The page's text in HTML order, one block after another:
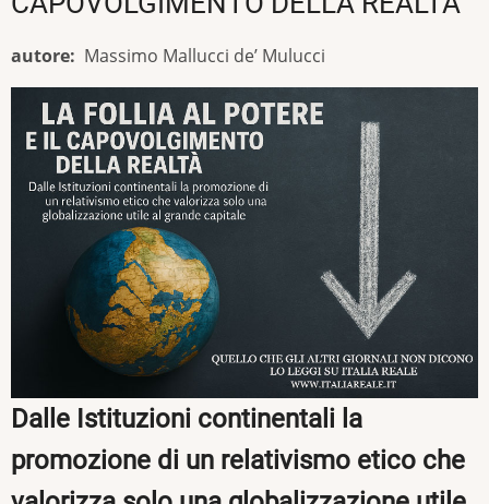
autore Massimo Mallucci de’ Mulucci
Dalle Istituzioni continentali la
promozione di un relativismo etico che